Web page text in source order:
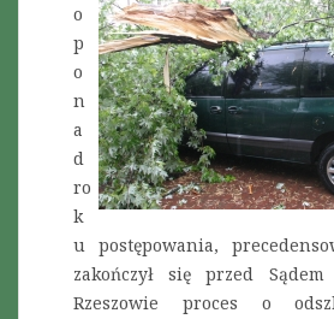
o
p
o
n
a
d
ro
k
u postępowania,
zakończył się przed
Rzeszowie proces o